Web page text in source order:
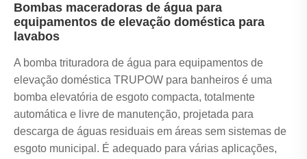
Bombas maceradoras de água para
equipamentos de elevação doméstica para
lavabos
A bomba trituradora de água para equipamentos de
elevação doméstica TRUPOW para banheiros é uma
bomba elevatória de esgoto compacta, totalmente
automática e livre de manutenção, projetada para
descarga de águas residuais em áreas sem sistemas de
esgoto municipal. É adequado para várias aplicações,